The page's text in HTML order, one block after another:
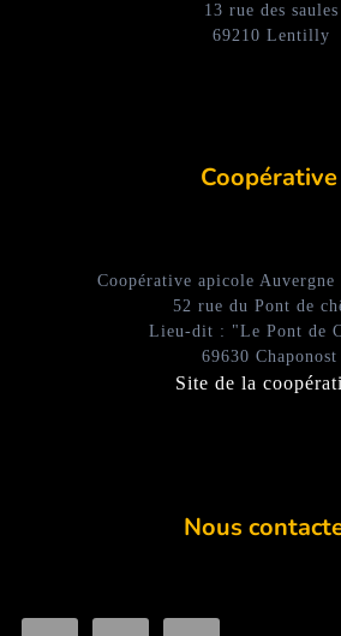
13 rue des saules
69210 Lentilly
Coopérative
Coopérative apicole Auvergne
52 rue du Pont de
Lieu-dit : "Le Pont de
69630 Chaponost
Site de la
Nous